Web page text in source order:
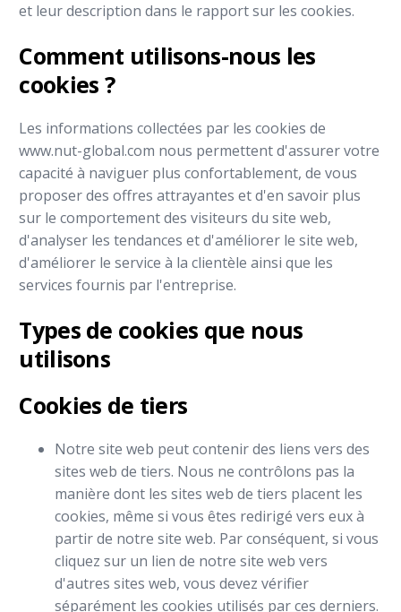
et leur description dans le rapport sur les cookies.
Comment utilisons-nous les
cookies ?
Les informations collectées par les cookies de
www.nut-global.com nous permettent d'assurer votre
capacité à naviguer plus confortablement, de vous
proposer des offres attrayantes et d'en savoir plus
sur le comportement des visiteurs du site web,
d'analyser les tendances et d'améliorer le site web,
d'améliorer le service à la clientèle ainsi que les
services fournis par l'entreprise.
Types de cookies que nous
utilisons
Cookies de tiers
Notre site web peut contenir des liens vers des
sites web de tiers. Nous ne contrôlons pas la
manière dont les sites web de tiers placent les
cookies, même si vous êtes redirigé vers eux à
partir de notre site web. Par conséquent, si vous
cliquez sur un lien de notre site web vers
d'autres sites web, vous devez vérifier
séparément les cookies utilisés par ces derniers.